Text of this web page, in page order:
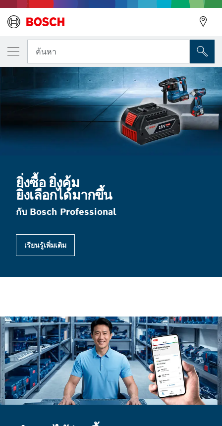
ค้นหา
ยิ่งซื้อ ยิ่งคุ้ม
ยิ่งเลือกได้มากขึ้น
กับ Bosch Professional
เรียนรู้เพิ่มเติม